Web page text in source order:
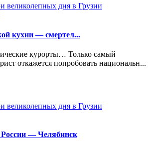
кухни — смертел...
курорты… Только самый
откажется попробовать национальн...
— Челябинск